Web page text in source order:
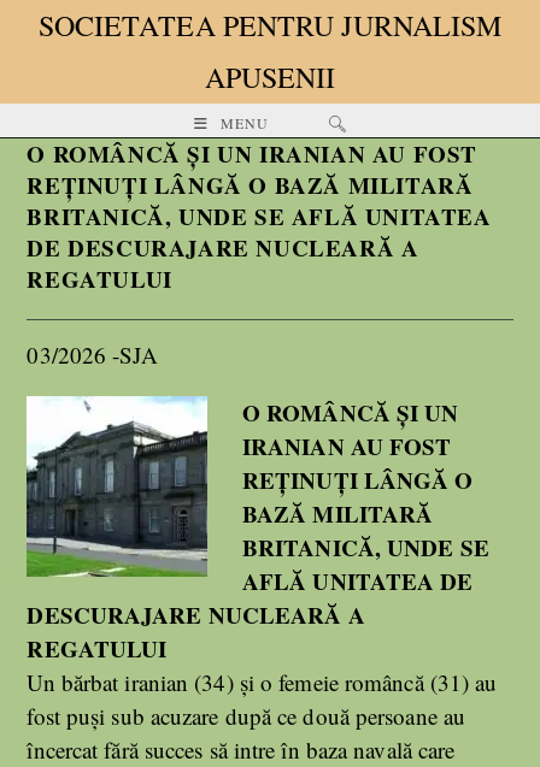
SOCIETATEA PENTRU JURNALISM
APUSENII
MENU
O ROMÂNCĂ ȘI UN IRANIAN AU FOST
REȚINUȚI LÂNGĂ O BAZĂ MILITARĂ
BRITANICĂ, UNDE SE AFLĂ UNITATEA
DE DESCURAJARE NUCLEARĂ A
REGATULUI
03/2026 -SJA
O ROMÂNCĂ ȘI UN
IRANIAN AU FOST
REȚINUȚI LÂNGĂ O
BAZĂ MILITARĂ
BRITANICĂ, UNDE SE
AFLĂ UNITATEA DE
DESCURAJARE NUCLEARĂ A
REGATULUI
Un bărbat iranian (34) și o femeie româncă (31) au
fost puși sub acuzare după ce două persoane au
încercat fără succes să intre în baza navală care